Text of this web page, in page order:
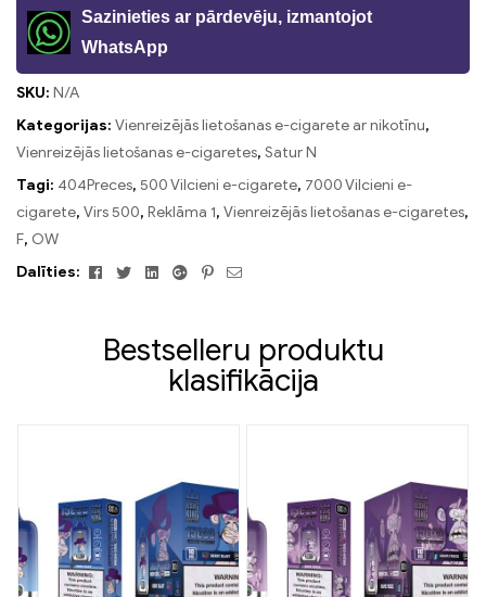
Sazinieties ar pārdevēju, izmantojot
WhatsApp
SKU: N/A
Kategorijas: Vienreizējās lietošanas e-cigarete ar nikotīnu,
Vienreizējās lietošanas e-cigaretes, Satur N
Tagi: 404Preces, 500 Vilcieni e-cigarete, 7000 Vilcieni e-
cigarete, Virs 500, Reklāma 1, Vienreizējās lietošanas e-cigaretes,
F, OW
Dalīties:
FacebookTwitterLinkedinGoogle+Pinterest
E-
Bestselleru produktu
klasifikācija